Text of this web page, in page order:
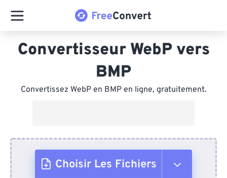
Convertisseur WebP vers
BMP
Convertissez WebP en BMP en ligne, gratuitement.
Choisir Les Fichiers